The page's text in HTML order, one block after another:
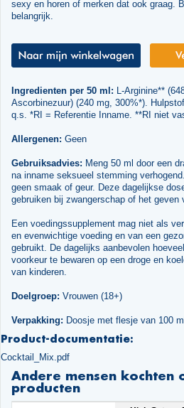
sexy en horen of merken dat ook graag.
belangrijk.
Ingredienten per 50 ml: L-Arginine**
Ascorbinezuur) (240 mg, 300%*).
q.s. *RI = Referentie Inname. **RI niet
Allergenen: Geen
Gebruiksadvies: Meng 50 ml door een
na inname seksueel stemming
geen smaak of geur. Deze dagelijkse
gebruiken bij zwangerschap of het geven
Een voedingssupplement mag niet als
en evenwichtige voeding en van een
gebruikt. De dagelijks aanbevolen
voorkeur te bewaren op een droge en
van kinderen.
Doelgroep: Vrouwen (18+)
Verpakking: Doosje met flesje van 100
Product-documentatie:
Cocktail_Mix.pdf
Andere mensen kochten
producten